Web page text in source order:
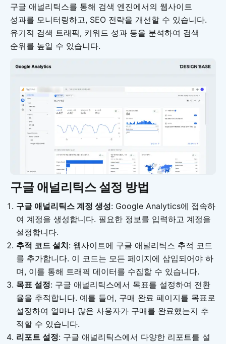
구글 애널리틱스를 통해 검색 엔진에서의 웹사이트
성과를 모니터링하고, SEO 전략을 개선할 수 있습니다.
유기적 검색 트래픽, 키워드 성과 등을 분석하여 검색
순위를 높일 수 있습니다.
구글 애널리틱스 설정 방법
구글 애널리틱스 계정 생성: Google Analytics에 접속하
여 계정을 생성합니다. 필요한 정보를 입력하고 계정을
설정합니다.
추적 코드 설치: 웹사이트에 구글 애널리틱스 추적 코드
를 추가합니다. 이 코드는 모든 페이지에 삽입되어야 하
며, 이를 통해 트래픽 데이터를 수집할 수 있습니다.
목표 설정: 구글 애널리틱스에서 목표를 설정하여 전환
율을 추적합니다. 예를 들어, 구매 완료 페이지를 목표로
설정하여 얼마나 많은 사용자가 구매를 완료했는지 추
적할 수 있습니다.
리포트 설정: 구글 애널리틱스에서 다양한 리포트를 설